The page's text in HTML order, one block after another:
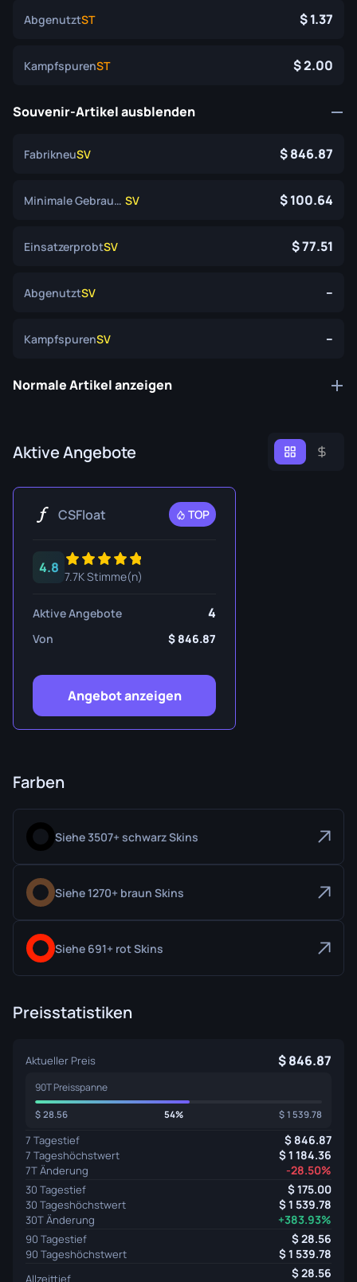
AbgenutztST 1.37
KampfspurenST 2.00
Souvenir-Artikel ausblenden
FabrikneuSV 846.87
Minimale Gebrauchsspuren SV 100.64
EinsatzerprobtSV 77.51
AbgenutztSV --
KampfspurenSV --
Normale Artikel anzeigen
Aktive Angebote
CSFloat TOP
4.8
7.7K Stimme(n)
Aktive Angebote 4
Von 846.87
Angebot anzeigen
Farben
Siehe 3507+ schwarz Skins
Siehe 1270+ braun Skins
Siehe 691+ rot Skins
Preisstatistiken
Aktueller Preis 846.87
90T Preisspanne
28.56 54% 1 539.78
7 Tagestief 846.87
7 Tageshöchstwert 1 184.36
7T Änderung -28.50%
30 Tagestief 175.00
30 Tageshöchstwert 1 539.78
30T Änderung +383.93%
90 Tagestief 28.56
90 Tageshöchstwert 1 539.78
Allzeittief 28.56